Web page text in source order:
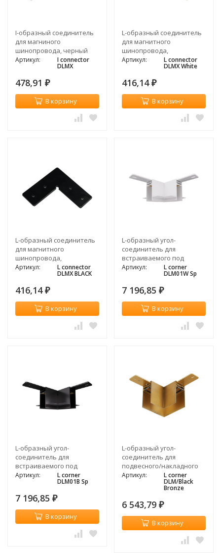
I-образный соединитель
для магниного
шинопровода, черный
Артикул: I connector
DLMX
478,91 ₽
В корзину
L-образный соединитель
для магнитного
шинопровода,
98*98*33мм, белый
Артикул: L connector
DLMX White
416,14 ₽
В корзину
L-образный соединитель
для магнитного
шинопровода,
98*98*33мм, черный
Артикул: L connector
DLMX BLACK
416,14 ₽
В корзину
L-образный угол-
соединитель для
встраиваемого под
штукатурку магнитного
шинопровода, белый
Артикул: L corner
DLM01W Sp
7 196,85 ₽
В корзину
L-образный угол-
соединитель для
встраиваемого под
штукатурку магнитного
шинопровода, черный
Артикул: L corner
DLM01B Sp
7 196,85 ₽
В корзину
L-образный угол-
соединитель для
подвесного/накладного
магнитного
шинопровода, бронза
Артикул: L corner
DLM/Black
Bronze
6 543,79 ₽
В корзину